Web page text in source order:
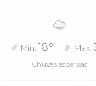
Mín. 18° Máx.
Chuvas esparsas